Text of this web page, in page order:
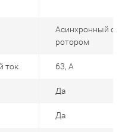
Асинхронный с
ротором
ток 63, А
Да
Да